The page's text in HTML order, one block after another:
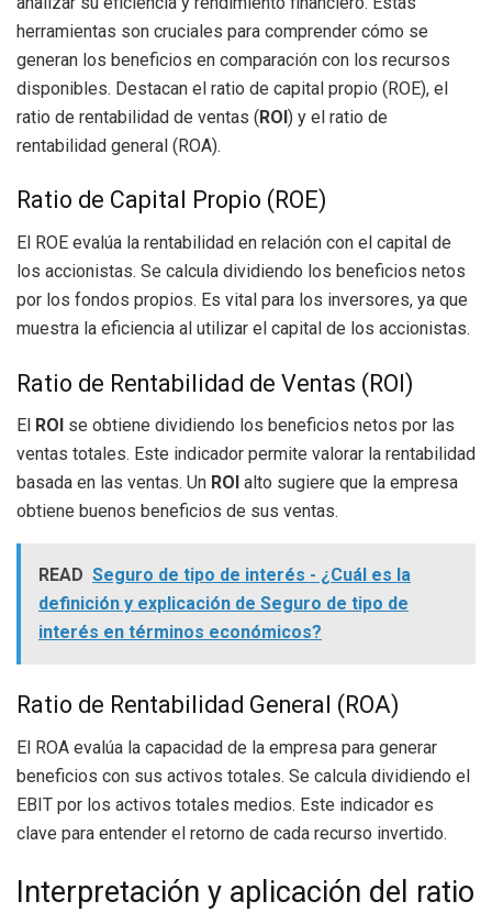
herramientas son cruciales para comprender cómo se
generan los beneficios en comparación con los recursos
disponibles. Destacan el ratio de capital propio (ROE), el
ratio de rentabilidad de ventas (ROI) y el ratio de
rentabilidad general (ROA).
Ratio de Capital Propio (ROE)
El ROE evalúa la rentabilidad en relación con el capital de
los accionistas. Se calcula dividiendo los beneficios netos
por los fondos propios. Es vital para los inversores, ya que
muestra la eficiencia al utilizar el capital de los accionistas.
Ratio de Rentabilidad de Ventas (ROI)
El ROI se obtiene dividiendo los beneficios netos por las
ventas totales. Este indicador permite valorar la rentabilidad
basada en las ventas. Un ROI alto sugiere que la empresa
obtiene buenos beneficios de sus ventas.
READ Seguro de tipo de interés - ¿Cuál es la
definición y explicación de Seguro de tipo de
interés en términos económicos?
Ratio de Rentabilidad General (ROA)
El ROA evalúa la capacidad de la empresa para generar
beneficios con sus activos totales. Se calcula dividiendo el
EBIT por los activos totales medios. Este indicador es
clave para entender el retorno de cada recurso invertido.
Interpretación y aplicación del ratio